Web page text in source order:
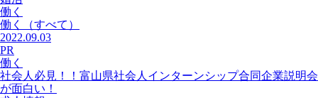
働く
働く
（すべて）
2022.09.03
PR
働く
社会人必見！！富山県社会人インターンシップ合同企業説明会
が面白い！